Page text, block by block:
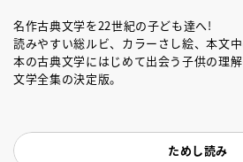
名作古典文学を22世紀の子ども達へ!
読みやすい総ルビ、カラーさし絵、本文
本の古典文学にはじめて出会う子供の理
文学全集の決定版。
ためし読み